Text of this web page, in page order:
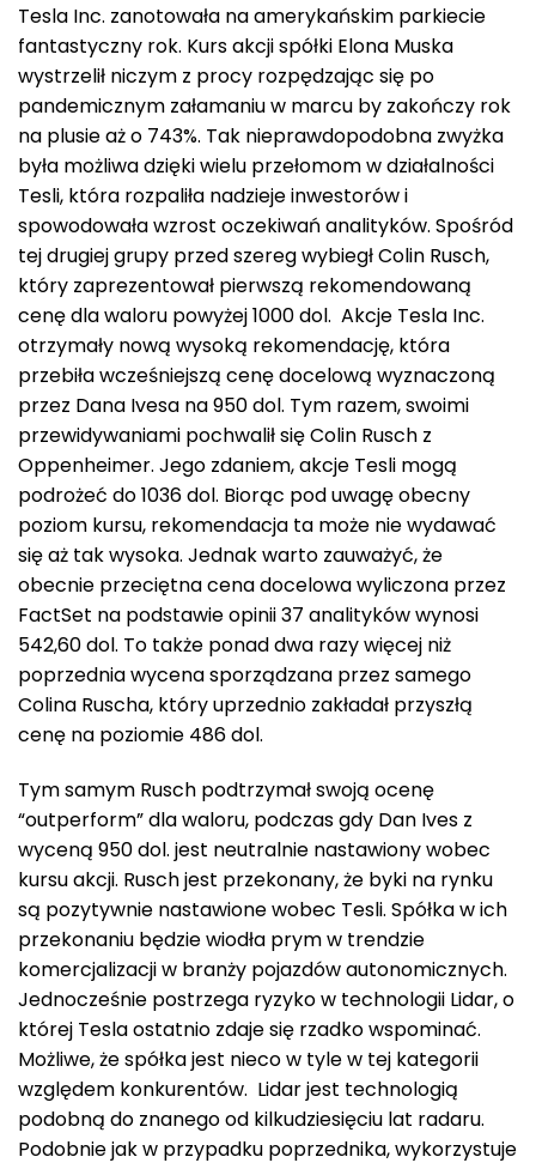
Tesla Inc. zanotowała na amerykańskim parkiecie
fantastyczny rok. Kurs akcji spółki Elona Muska
wystrzelił niczym z procy rozpędzając się po
pandemicznym załamaniu w marcu by zakończy rok
na plusie aż o 743%. Tak nieprawdopodobna zwyżka
była możliwa dzięki wielu przełomom w działalności
Tesli, która rozpaliła nadzieje inwestorów i
spowodowała wzrost oczekiwań analityków. Spośród
tej drugiej grupy przed szereg wybiegł Colin Rusch,
który zaprezentował pierwszą rekomendowaną
cenę dla waloru powyżej 1000 dol. Akcje Tesla Inc.
otrzymały nową wysoką rekomendację, która
przebiła wcześniejszą cenę docelową wyznaczoną
przez Dana Ivesa na 950 dol. Tym razem, swoimi
przewidywaniami pochwalił się Colin Rusch z
Oppenheimer. Jego zdaniem, akcje Tesli mogą
podrożeć do 1036 dol. Biorąc pod uwagę obecny
poziom kursu, rekomendacja ta może nie wydawać
się aż tak wysoka. Jednak warto zauważyć, że
obecnie przeciętna cena docelowa wyliczona przez
FactSet na podstawie opinii 37 analityków wynosi
542,60 dol. To także ponad dwa razy więcej niż
poprzednia wycena sporządzana przez samego
Colina Ruscha, który uprzednio zakładał przyszłą
cenę na poziomie 486 dol.
Tym samym Rusch podtrzymał swoją ocenę
“outperform” dla waloru, podczas gdy Dan Ives z
wyceną 950 dol. jest neutralnie nastawiony wobec
kursu akcji. Rusch jest przekonany, że byki na rynku
są pozytywnie nastawione wobec Tesli. Spółka w ich
przekonaniu będzie wiodła prym w trendzie
komercjalizacji w branży pojazdów autonomicznych.
Jednocześnie postrzega ryzyko w technologii Lidar, o
której Tesla ostatnio zdaje się rzadko wspominać.
Możliwe, że spółka jest nieco w tyle w tej kategorii
względem konkurentów. Lidar jest technologią
podobną do znanego od kilkudziesięciu lat radaru.
Podobnie jak w przypadku poprzednika, wykorzystuje